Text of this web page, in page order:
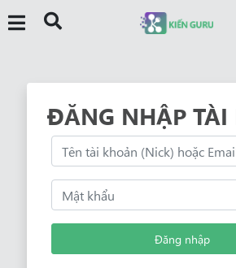
ĐĂNG NHẬP TÀI
Đăng nhập